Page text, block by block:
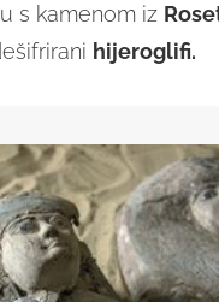
s kamenom iz
hijeroglifi.